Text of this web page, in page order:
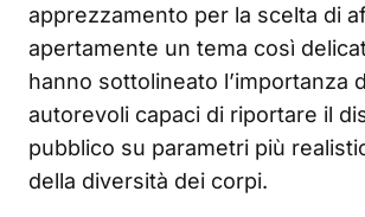
apprezzamento per la scelta di
apertamente un tema così
hanno sottolineato l’importanza
autorevoli capaci di riportare il
pubblico su parametri più
della diversità dei corpi.